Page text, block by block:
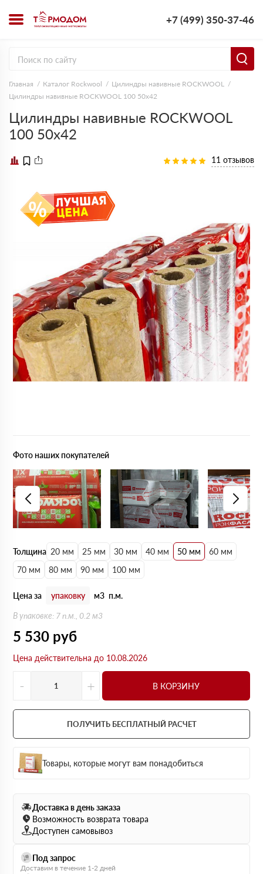
+7 (499) 350-37-46
Главная Каталог Rockwool
Цилиндры навивные ROCKWOOL
Цилиндры навивные ROCKWOOL 100 50х42
Цилиндры навивные ROCKWOOL
100 50х42
11 отзывов
Толщина 20 мм 25 мм 30 мм 40 мм 50 мм
60 мм
70 мм
80 мм 90 мм 100 мм
Цена за упаковку м3 п.м.
В упаковке: 7 п.м., 0.2 м3
5 530 руб
Цена действительна до 10.08.2026
- + В КОРЗИНУ
ПОЛУЧИТЬ БЕСПЛАТНЫЙ РАСЧЕТ
Товары, которые могут вам понадобиться
Доставка в день заказа
Возможность возврата товара
Доступен самовывоз
Под запрос
Доставим в течение 1-2 дней
Фото наших покупателей